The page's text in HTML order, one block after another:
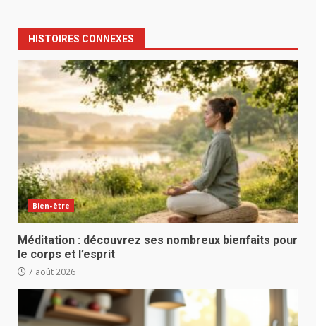
HISTOIRES CONNEXES
Bien-être
Méditation : découvrez ses nombreux bienfaits pour
le corps et l’esprit
7 août 2026